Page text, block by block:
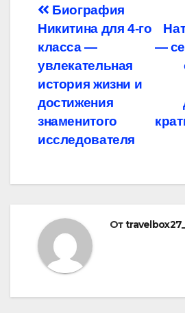
Навигация
по
записям
—
Биография
Никитина для 4-го
класса —
увлекательная
история жизни и
достижения
знаменитого
исследователя
От